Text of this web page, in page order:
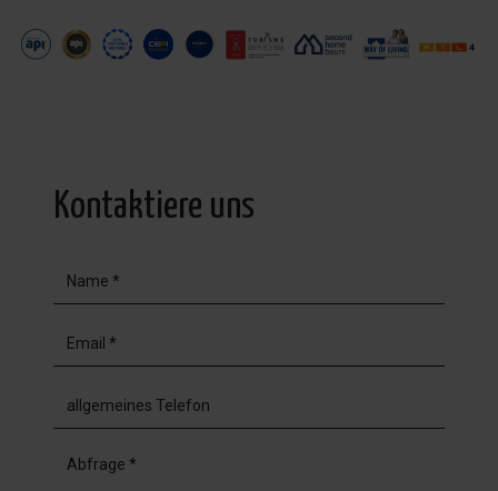
Kontaktiere uns